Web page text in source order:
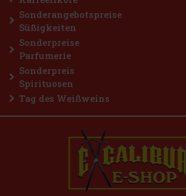
Sonderangebotspreise
Süßigkeiten
Sonderpreise
Parfumerie
Sonderpreis
Spirituosen
Tag des Weißweins